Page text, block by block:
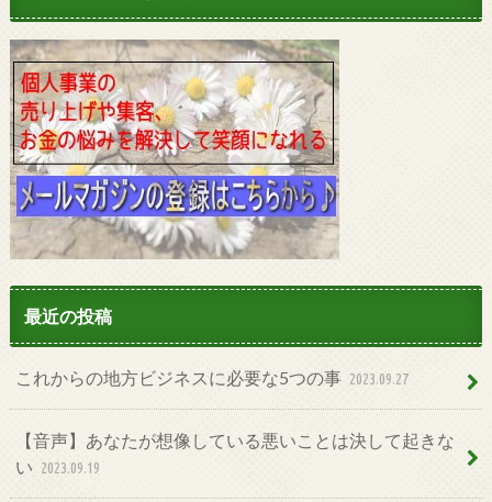
最近の投稿
これからの地方ビジネスに必要な5つの事 2023.09.27
【音声】あなたが想像している悪いことは決して起きな
い 2023.09.19